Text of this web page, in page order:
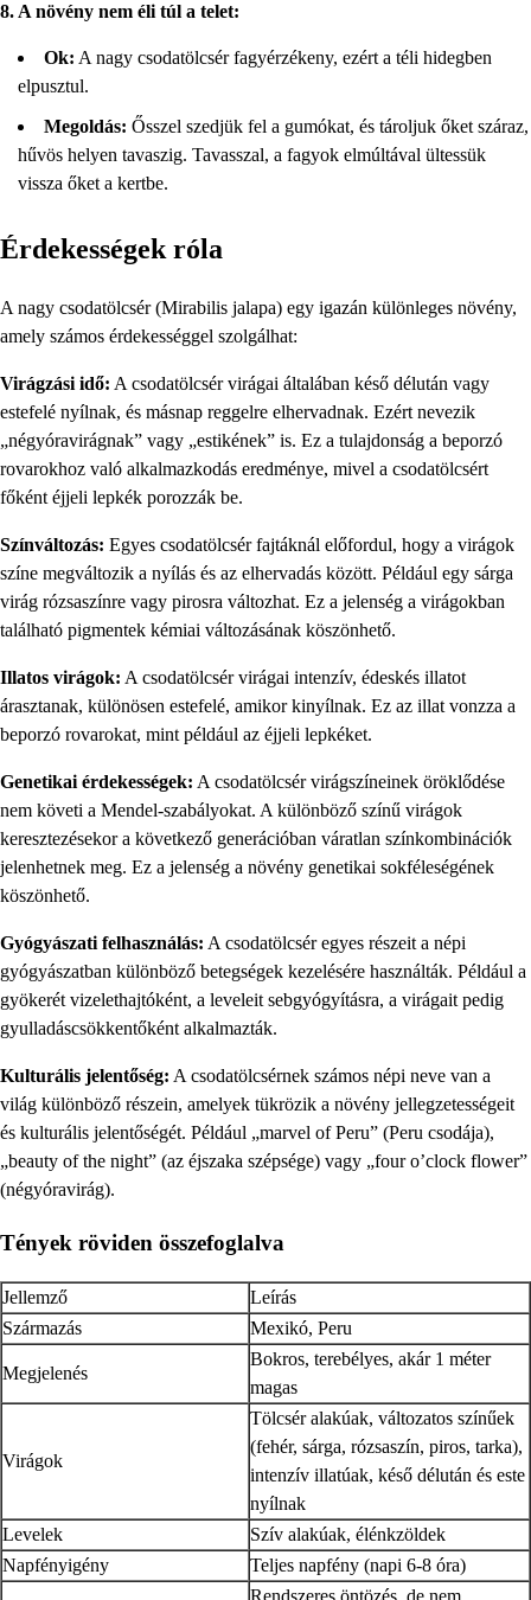
8. A növény nem éli túl a telet:
Ok: A nagy csodatölcsér fagyérzékeny, ezért a téli hidegben
elpusztul.
Megoldás: Ősszel szedjük fel a gumókat, és tároljuk őket száraz,
hűvös helyen tavaszig. Tavasszal, a fagyok elmúltával ültessük
vissza őket a kertbe.
Érdekességek róla
A nagy csodatölcsér (Mirabilis jalapa) egy igazán különleges növény,
amely számos érdekességgel szolgálhat:
Virágzási idő: A csodatölcsér virágai általában késő délután vagy
estefelé nyílnak, és másnap reggelre elhervadnak. Ezért nevezik
„négyóravirágnak” vagy „estikének” is. Ez a tulajdonság a beporzó
rovarokhoz való alkalmazkodás eredménye, mivel a csodatölcsért
főként éjjeli lepkék porozzák be.
Színváltozás: Egyes csodatölcsér fajtáknál előfordul, hogy a virágok
színe megváltozik a nyílás és az elhervadás között. Például egy sárga
virág rózsaszínre vagy pirosra változhat. Ez a jelenség a virágokban
található pigmentek kémiai változásának köszönhető.
Illatos virágok: A csodatölcsér virágai intenzív, édeskés illatot
árasztanak, különösen estefelé, amikor kinyílnak. Ez az illat vonzza a
beporzó rovarokat, mint például az éjjeli lepkéket.
Genetikai érdekességek: A csodatölcsér virágszíneinek öröklődése
nem követi a Mendel-szabályokat. A különböző színű virágok
keresztezésekor a következő generációban váratlan színkombinációk
jelenhetnek meg. Ez a jelenség a növény genetikai sokféleségének
köszönhető.
Gyógyászati felhasználás: A csodatölcsér egyes részeit a népi
gyógyászatban különböző betegségek kezelésére használták. Például a
gyökerét vizelethajtóként, a leveleit sebgyógyításra, a virágait pedig
gyulladáscsökkentőként alkalmazták.
Kulturális jelentőség: A csodatölcsérnek számos népi neve van a
világ különböző részein, amelyek tükrözik a növény jellegzetességeit
és kulturális jelentőségét. Például „marvel of Peru” (Peru csodája),
„beauty of the night” (az éjszaka szépsége) vagy „four o’clock flower”
(négyóravirág).
Tények röviden összefoglalva
Jellemző
Leírás
Származás
Mexikó, Peru
Megjelenés
Bokros, terebélyes, akár 1 méter
magas
Virágok
Tölcsér alakúak, változatos színűek
(fehér, sárga, rózsaszín, piros, tarka),
intenzív illatúak, késő délután és este
nyílnak
Levelek
Szív alakúak, élénkzöldek
Napfényigény
Teljes napfény (napi 6-8 óra)